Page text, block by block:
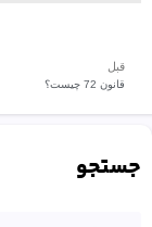
قبل
قانون 72 چیست؟
جستجو